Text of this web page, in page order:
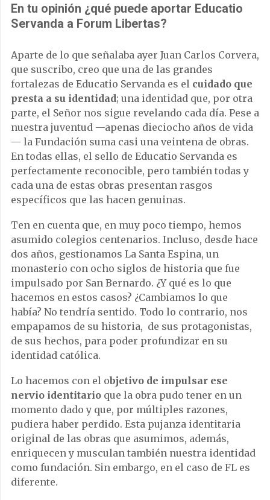
En tu opinión ¿qué puede aportar Educatio
Servanda a Forum Libertas?
Aparte de lo que señalaba ayer Juan Carlos Corvera,
que suscribo, creo que una de las grandes
fortalezas de Educatio Servanda es el cuidado que
presta a su identidad; una identidad que, por otra
parte, el Señor nos sigue revelando cada día. Pese a
nuestra juventud —apenas dieciocho años de vida
— la Fundación suma casi una veintena de obras.
En todas ellas, el sello de Educatio Servanda es
perfectamente reconocible, pero también todas y
cada una de estas obras presentan rasgos
específicos que las hacen genuinas.
Ten en cuenta que, en muy poco tiempo, hemos
asumido colegios centenarios. Incluso, desde hace
dos años, gestionamos La Santa Espina, un
monasterio con ocho siglos de historia que fue
impulsado por San Bernardo. ¿Y qué es lo que
hacemos en estos casos? ¿Cambiamos lo que
había? No tendría sentido. Todo lo contrario, nos
empapamos de su historia, de sus protagonistas,
de sus hechos, para poder profundizar en su
identidad católica.
Lo hacemos con el objetivo de impulsar ese
nervio identitario que la obra pudo tener en un
momento dado y que, por múltiples razones,
pudiera haber perdido. Esta pujanza identitaria
original de las obras que asumimos, además,
enriquecen y musculan también nuestra identidad
como fundación. Sin embargo, en el caso de FL es
diferente.